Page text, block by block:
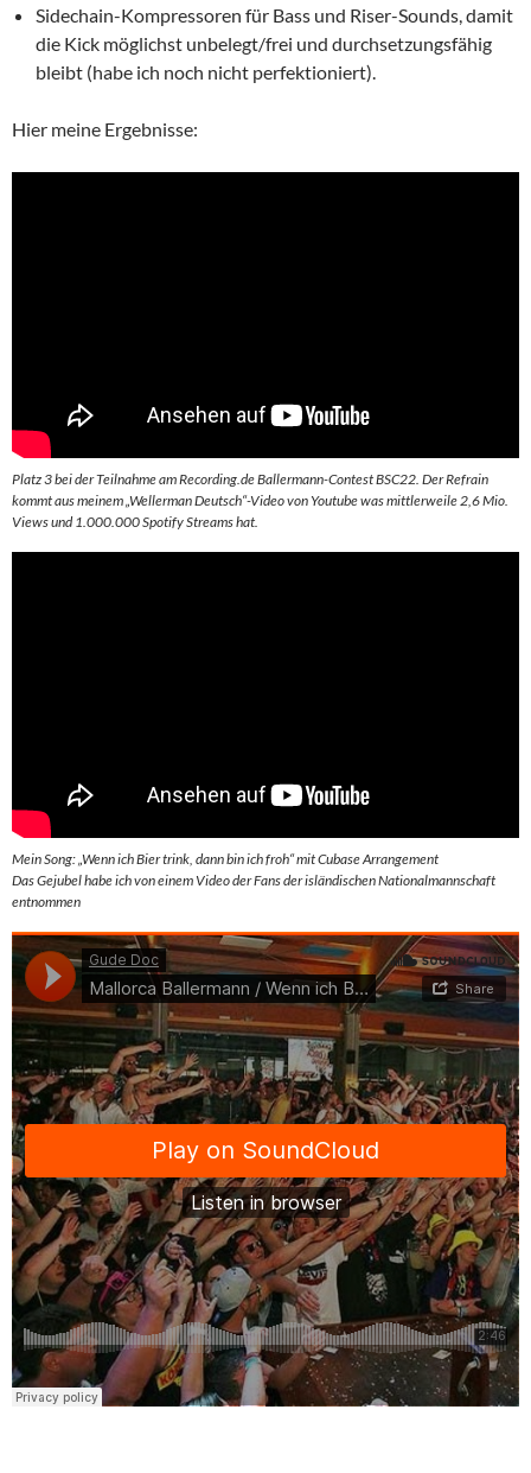
Sidechain-Kompressoren für Bass und Riser-Sounds, damit
die Kick möglichst unbelegt/frei und durchsetzungsfähig
bleibt (habe ich noch nicht perfektioniert).
Hier meine Ergebnisse:
Platz 3 bei der Teilnahme am Recording.de Ballermann-Contest BSC22. Der Refrain
kommt aus meinem „Wellerman Deutsch“-Video von Youtube was mittlerweile 2,6 Mio.
Views und 1.000.000 Spotify Streams hat.
Mein Song: „Wenn ich Bier trink, dann bin ich froh“ mit Cubase Arrangement
Das Gejubel habe ich von einem Video der Fans der isländischen Nationalmannschaft
entnommen